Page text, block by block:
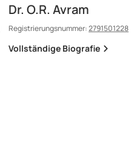
Dr. O.R. Avram
Registrierungsnummer:2791501228
Vollständige Biografie